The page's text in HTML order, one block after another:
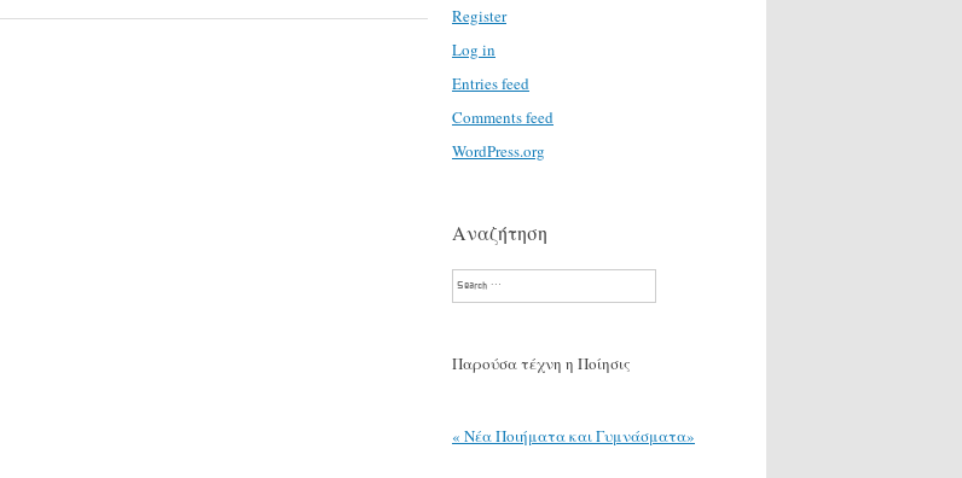
Register
Log in
Entries feed
Comments feed
WordPress.org
Αναζήτηση
Search
Παρούσα τέχνη η Ποίησις
« Νέα Ποιήματα και Γυμνάσματα»